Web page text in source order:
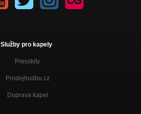
Služby pro kapely
Presskity
Prodejhudbu.cz
Doprava kapel